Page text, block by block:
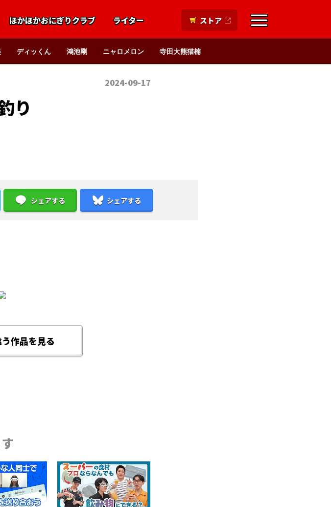
ほかほかおにぎりクラブ ライター ストア
ディッくん 鴻池剛 ニャロメロン 寺田大熊猫楠
2024-09-17
り
シェアする シェアする
作品を見る